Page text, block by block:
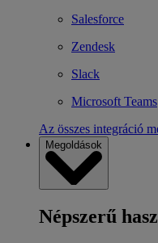
Salesforce
Zendesk
Slack
Microsoft Teams
Az összes integráció
Megoldások
Népszerű